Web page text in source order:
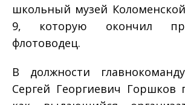
школьный музей
9, которую окончил
флотоводец.
В должности
Сергей Георгиевич Горшков